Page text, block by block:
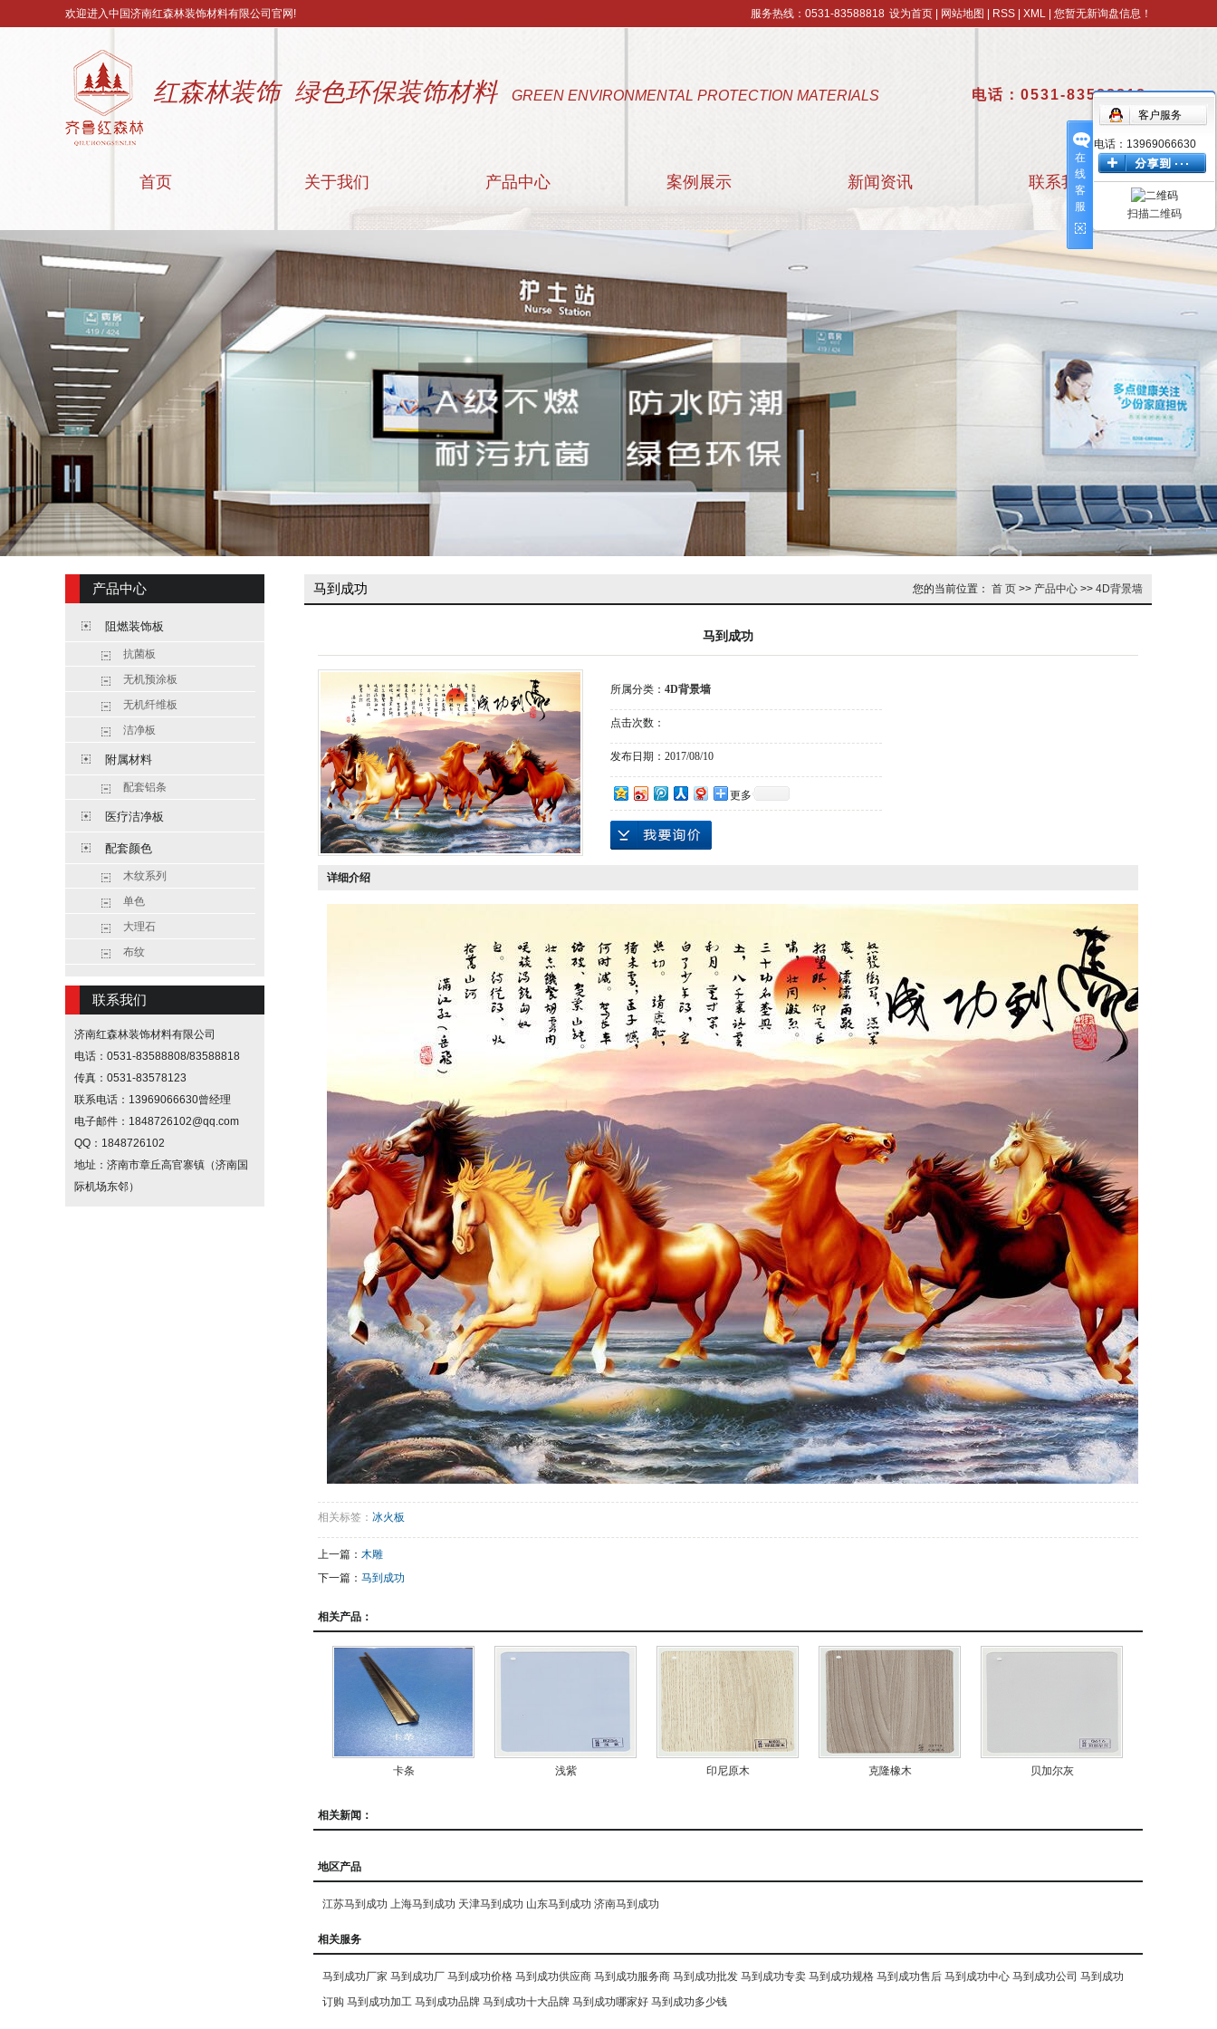
欢迎进入中国济南红森林装饰材料有限公司官网! 服务热线：0531-83588818 设为首页 网站地图 RSS XML 您暂无新询盘信息！
红森林装饰 绿色环保装饰材料 GREEN ENVIRONMENTAL PROTECTION MATERIALS 电话：0531-83588818
首页 关于我们
联系我们
产品中心
医疗洁净板
配套颜色
案例展示 新闻资讯 联系我们
产品中心
阻燃装饰板
抗菌板
无机预涂板
无机纤维板
洁净板
附属材料
配套铝条
医疗洁净板
配套颜色
木纹系列
单色
大理石
布纹
联系我们
济南红森林装饰材料有限公司
电话：0531-83588808/83588818
传真：0531-83578123
联系电话：13969066630曾经理
电子邮件：1848726102@qq.com
QQ：1848726102
地址：济南市章丘高官寨镇（济南国
际机场东邻）
马到成功 您的当前位置： 首 页 >> 产品中心 >> 4D背景墙
马到成功
所属分类： 4D背景墙
点击次数：
发布日期： 2017/08/10
更多
详细介绍
相关标签： 冰火板
上一篇： 木雕
下一篇： 马到成功
相关产品：
卡条 浅紫 印尼原木 克隆橡木 贝加尔灰
相关新闻：
地区产品
江苏马到成功 上海马到成功 天津马到成功 山东马到成功 济南马到成功
相关服务
马到成功厂家 马到成功厂 马到成功价格 马到成功供应商 马到成功服务商 马到成功批发 马到成功专卖 马到成功规格 马到成功售后 马到成功中心 马到成功公司 马到成功
订购 马到成功加工 马到成功品牌 马到成功十大品牌 马到成功哪家好 马到成功多少钱
在
线
客
服
客户服务
电话：13969066630
扫描二维码